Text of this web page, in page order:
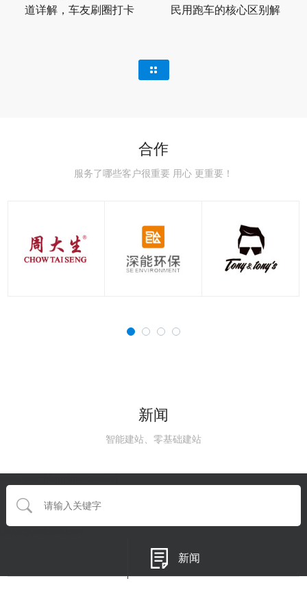
道详解，车友刷圈打卡
民用跑车的核心区别解
合作
服务了哪些客户很重要 用心 更重要！
新闻
智能建站、零基础建站
新闻